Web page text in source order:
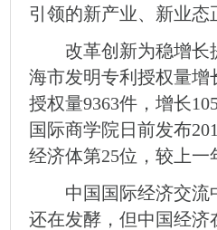
引领的新产业、新业
改革创新为稳增长提
海市发明专利授权量增
授权量9363件，增长
国际商学院日前发布
经济体第25位，较上一
中国国际经济交流中
还在发酵，但中国经济